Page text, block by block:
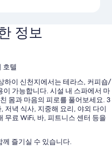
정보
호텔
하이 신천지에서는 테라스, 커피숍/
가능합니다. 시설 내 스파에서 마
몸과 마음의 피로를 풀어보세요. 3
저녁 식사, 지중해 요리, 야외 다이
무료 WiFi, 바, 피트니스 센터 등을
께 즐기실 수 있습니다.